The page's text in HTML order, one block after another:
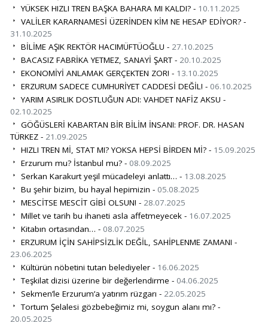
YÜKSEK HIZLI TREN BAŞKA BAHARA MI KALDI? - 10.11.2025
VALİLER KARARNAMESİ ÜZERİNDEN KİM NE HESAP EDİYOR? -
31.10.2025
BİLİME AŞIK REKTÖR HACIMÜFTÜOĞLU - 27.10.2025
BACASIZ FABRİKA YETMEZ, SANAYİ ŞART - 20.10.2025
EKONOMİYİ ANLAMAK GERÇEKTEN ZOR! - 13.10.2025
ERZURUM SADECE CUMHURİYET CADDESİ DEĞİL! - 06.10.2025
YARIM ASIRLIK DOSTLUĞUN ADI: VAHDET NAFİZ AKSU -
02.10.2025
GÖĞÜSLERİ KABARTAN BİR BİLİM İNSANI: PROF. DR. HASAN
TÜRKEZ - 21.09.2025
HIZLI TREN Mİ, STAT MI? YOKSA HEPSİ BİRDEN Mİ? - 15.09.2025
Erzurum mu? İstanbul mu? - 08.09.2025
Serkan Karakurt yeşil mücadeleyi anlattı… - 13.08.2025
Bu şehir bizim, bu hayal hepimizin - 05.08.2025
MESCİTSE MESCİT GİBİ OLSUN! - 28.07.2025
Millet ve tarih bu ihaneti asla affetmeyecek - 16.07.2025
Kitabın ortasından… - 08.07.2025
ERZURUM İÇİN SAHİPSİZLİK DEĞİL, SAHİPLENME ZAMANI -
23.06.2025
Kültürün nöbetini tutan belediyeler - 16.06.2025
Teşkilat dizisi üzerine bir değerlendirme - 04.06.2025
Sekmen’le Erzurum’a yatırım rüzgarı - 22.05.2025
Tortum Şelalesi gözbebeğimiz mi, soygun alanı mı? -
20.05.2025